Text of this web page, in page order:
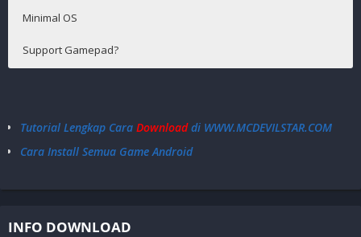
Minimal OS
Support Gamepad?
Tutorial Lengkap Cara Downloaddi WWW.MCDEVILSTAR.COM
Cara Install Semua Game Android
INFO DOWNLOAD